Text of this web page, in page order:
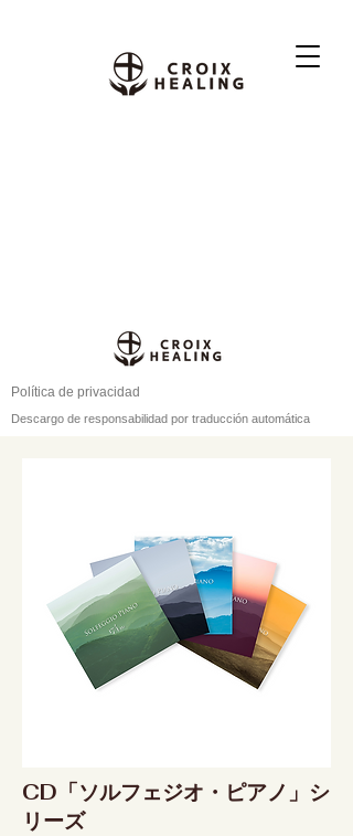
Política de privacidad
Descargo de responsabilidad por traducción automática
CD「ソルフェジオ・ピアノ」シ
リーズ